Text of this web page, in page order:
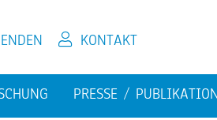
KON­TAKT
PRES­SE /